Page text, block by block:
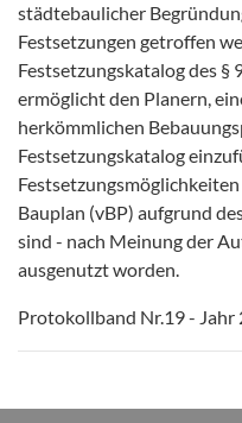
städtebaulicher
Festsetzungen getroffen
Festsetzungskatalog des §
ermöglicht den Planern,
herkömmlichen
Festsetzungskatalog
Bauplan (vBP) aufgrund
sind - nach Meinung der
ausgenutzt worden.
Protokollband Nr.19 - Jahr